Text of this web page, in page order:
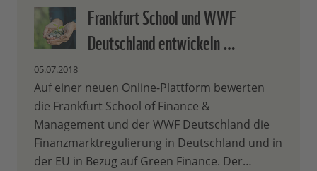
Frankfurt School und WWF
Deutschland entwickeln …
05.07.2018
Auf einer neuen Online-Plattform bewerten
die Frankfurt School of Finance &
Management und der WWF Deutschland die
Finanzmarktregulierung in Deutschland und in
der EU in Bezug auf Green Finance. Der…